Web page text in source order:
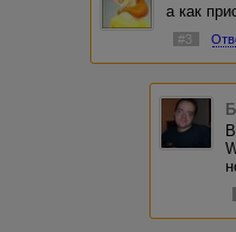
а как
#3